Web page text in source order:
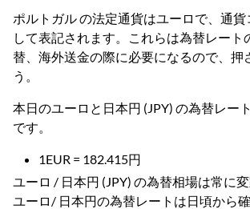
ポルトガル の法定通貨はユーロで、通貨
して表記されます。これらは為替レート
替、海外送金の際に必要になるので、押
う。
本日のユーロと日本円 (JPY) の為替レー
です。
1EUR = 182.415円
ユーロ / 日本円 (JPY) の為替相場は常に変
ユーロ/ 日本円の為替レートは日頃から